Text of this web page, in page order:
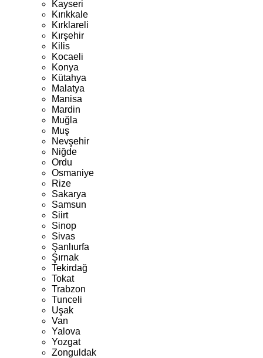
Kayseri
Kırıkkale
Kırklareli
Kırşehir
Kilis
Kocaeli
Konya
Kütahya
Malatya
Manisa
Mardin
Muğla
Muş
Nevşehir
Niğde
Ordu
Osmaniye
Rize
Sakarya
Samsun
Siirt
Sinop
Sivas
Şanlıurfa
Şırnak
Tekirdağ
Tokat
Trabzon
Tunceli
Uşak
Van
Yalova
Yozgat
Zonguldak